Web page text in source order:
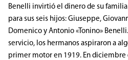
Benelli invirtió el dinero de su
para sus seis hijos: Giuseppe,
Domenico y Antonio «Tonino»
servicio, los hermanos aspiraron a
primer motor en 1919. En diciembre